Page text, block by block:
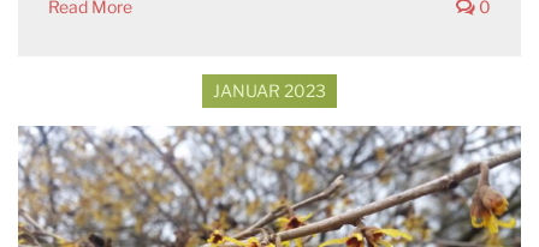
Read More 0
JANUAR 2023